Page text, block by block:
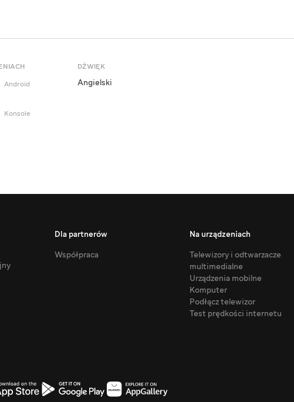
Android
Konsole
DŹWIĘK
Angielski
Dla partnerów
Współpraca
Na urządzeniach
Telewizory i odtwarzacze
multimedialne
Urządzenia mobilne
Komputer
Podłącz telewizor
Test prędkości internetu